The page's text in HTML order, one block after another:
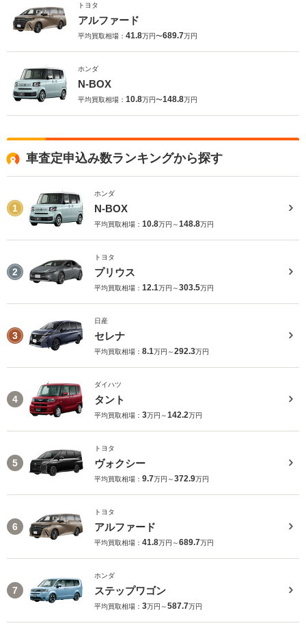
トヨタ
アルファード
平均買取相場： 41.8万円〜689.7万円
ホンダ
N-BOX
平均買取相場： 10.8万円〜148.8万円
車査定申込み数ランキングから探す
1
ホンダ
N-BOX
平均買取相場： 10.8万円～148.8万円
2
トヨタ
プリウス
平均買取相場： 12.1万円～303.5万円
3
日産
セレナ
平均買取相場： 8.1万円～292.3万円
4
ダイハツ
タント
平均買取相場： 3万円～142.2万円
5
トヨタ
ヴォクシー
平均買取相場： 9.7万円～372.9万円
6
トヨタ
アルファード
平均買取相場： 41.8万円～689.7万円
7
ホンダ
ステップワゴン
平均買取相場： 3万円～587.7万円